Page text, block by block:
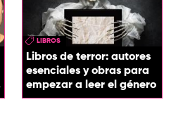
LIBROS
Libros de terror: autores
esenciales y obras para
empezar a leer el género